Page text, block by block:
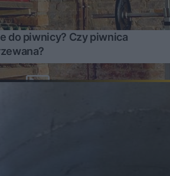
do piwnicy? Czy piwnica